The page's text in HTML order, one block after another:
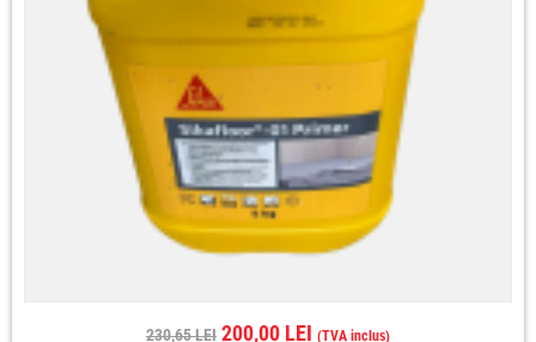
230,65 LEI 200,00 LEI (TVA inclus)